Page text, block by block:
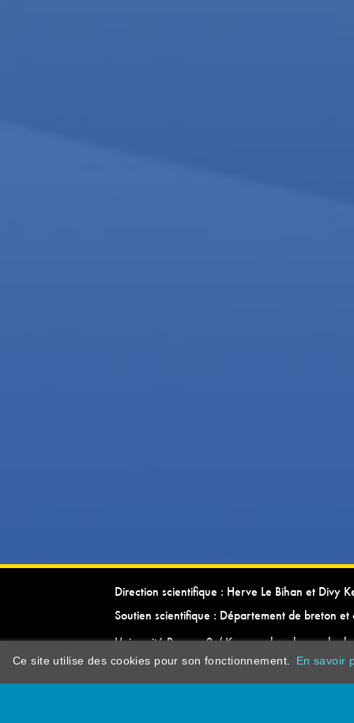
Direction scientifique : Herve Le Bihan et Divy
Soutien scientifique : Département de breton et
Université Rennes 2 / Kevrenn brezhoneg ha
Ce site utilise des cookies pour son fonctionnement. En savoir